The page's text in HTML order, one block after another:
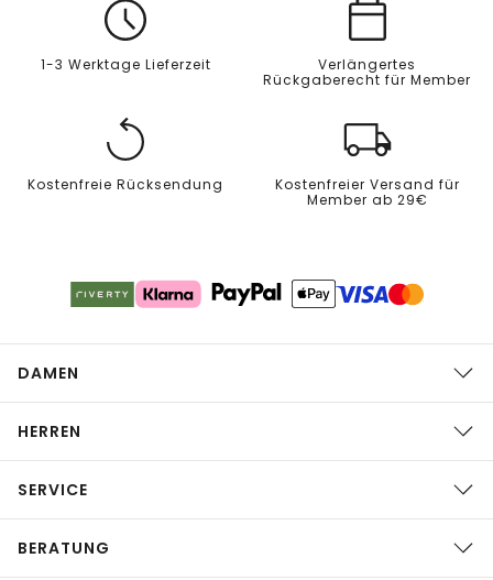
1-3 Werktage Lieferzeit
Verlängertes
Rückgaberecht für Member
Kostenfreie Rücksendung
Kostenfreier Versand für
Member ab 29€
DAMEN
HERREN
SERVICE
BERATUNG